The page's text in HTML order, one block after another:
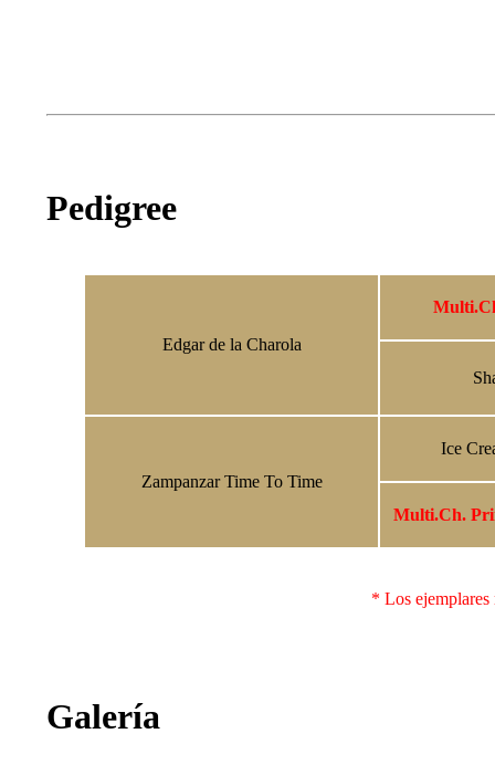
Pedigree
Edgar de la Charola
Zampanzar Time To Time
Ice
Multi.Ch.
* Los ejemplares
Galería